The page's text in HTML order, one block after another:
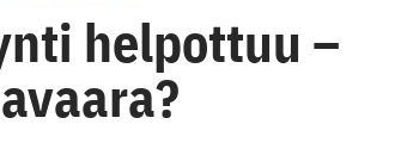
helpottuu –